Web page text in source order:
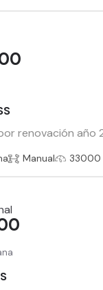
renovación año
Manual 33000